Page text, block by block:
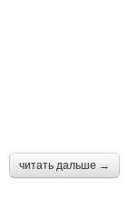
читать дальше →